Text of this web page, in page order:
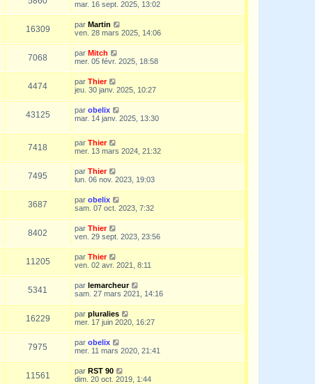
mar. 16 sept. 2025, 13:02
16309 par Martin
ven. 28 mars 2025, 14:06
7068 par Mitch
mer. 05 févr. 2025, 18:58
4474 par Thier
jeu. 30 janv. 2025, 10:27
43125 par obelix
mar. 14 janv. 2025, 13:30
7418 par Thier
mer. 13 mars 2024, 21:32
7495 par Thier
lun. 06 nov. 2023, 19:03
3687 par obelix
sam. 07 oct. 2023, 7:32
8402 par Thier
ven. 29 sept. 2023, 23:56
11205 par Thier
ven. 02 avr. 2021, 8:11
5341 par lemarcheur
sam. 27 mars 2021, 14:16
16229 par pluralies
mer. 17 juin 2020, 16:27
7975 par obelix
mer. 11 mars 2020, 21:41
11561 par RST 90
dim. 20 oct. 2019, 1:44